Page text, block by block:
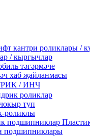
кантри роликлары /
/ кыргычлар
тәгәрмәче
хаб җайланмасы
/ ИНЧ
роликлар
туп
роликлы
подшипниклар
подшипниклары